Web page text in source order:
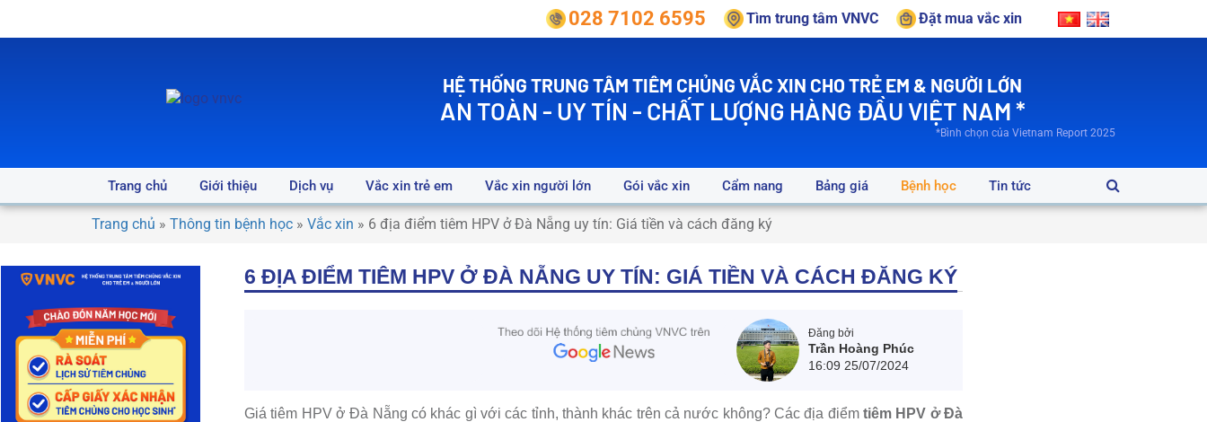
028 7102 6595 Tìm trung tâm VNVC Đặt mua vắc xin
HỆ THỐNG TRUNG TÂM TIÊM CHỦNG VẮC XIN CHO TRẺ EM & NGƯỜI LỚN
AN TOÀN - UY TÍN - CHẤT LƯỢNG HÀNG ĐẦU VIỆT NAM *
*Bình chọn của Vietnam Report 2025
Trang chủ Giới thiệu Dịch vụ Vắc xin trẻ em Vắc xin người lớn Gói vắc xin Cẩm nang Bảng giá Bệnh học Tin tức
Trang chủ » Thông tin bệnh học » Vắc xin » 6 địa điểm tiêm HPV ở Đà Nẵng uy tín: Giá tiền và cách đăng ký
6 ĐỊA ĐIỂM TIÊM HPV Ở ĐÀ NẴNG UY TÍN: GIÁ TIỀN VÀ CÁCH ĐĂNG KÝ
Đăng bởi
Trần Hoàng Phúc
16:09 25/07/2024
Giá tiêm HPV ở Đà Nẵng có khác gì với các tỉnh, thành khác trên cả nước không? Các địa điểm tiêm HPV ở Đà